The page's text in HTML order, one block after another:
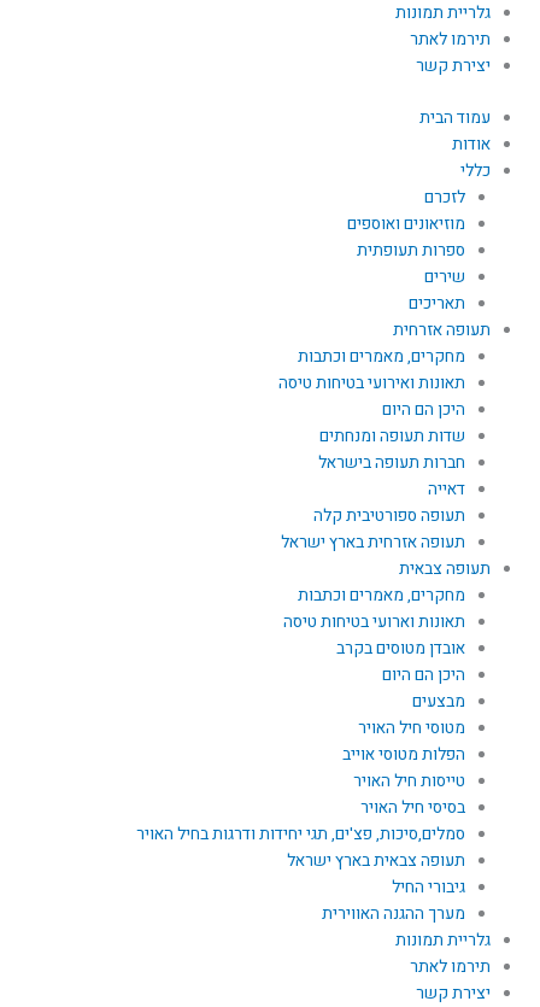
גלריית תמונות
תירמו לאתר
יצירת קשר
עמוד הבית
אודות
כללי
לזכרם
מוזיאונים ואוספים
ספרות תעופתית
שירים
תאריכים
תעופה אזרחית
מחקרים, מאמרים וכתבות
תאונות ואירועי בטיחות טיסה
היכן הם היום
שדות תעופה ומנחתים
חברות תעופה בישראל
דאייה
תעופה ספורטיבית קלה
תעופה אזרחית בארץ ישראל
תעופה צבאית
מחקרים, מאמרים וכתבות
תאונות וארועי בטיחות טיסה
אובדן מטוסים בקרב
היכן הם היום
מבצעים
מטוסי חיל האויר
הפלות מטוסי אוייב
טייסות חיל האויר
בסיסי חיל האויר
סמלים,סיכות, פצ'ים, תגי יחידות ודרגות בחיל האויר
תעופה צבאית בארץ ישראל
גיבורי החיל
מערך ההגנה האווירית
גלריית תמונות
תירמו לאתר
יצירת קשר